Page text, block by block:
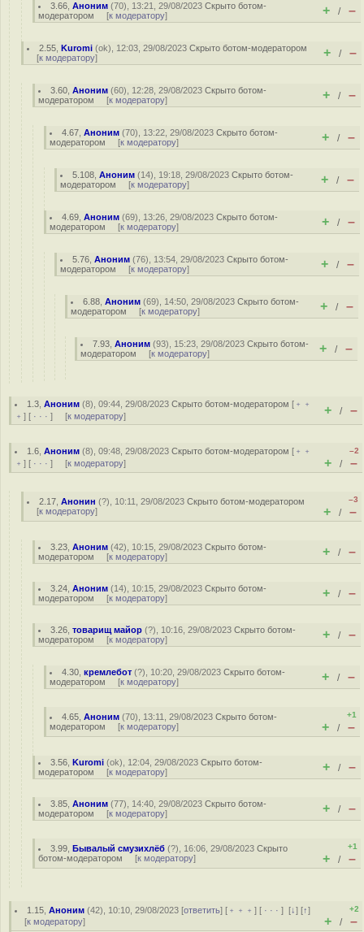
3.66 ,Аноним (70), 13:21, 29/08/2023Скрыто ботом-
модератором [к модератору] + / –
2.55 ,Kuromi (ok), 12:03, 29/08/2023Скрыто ботом-модератором
[к модератору] + / –
3.60 ,Аноним (60), 12:28, 29/08/2023Скрыто ботом-
модератором [к модератору] + / –
4.67 ,Аноним (70), 13:22, 29/08/2023Скрыто ботом-
модератором [к модератору] + / –
5.108 ,Аноним (14), 19:18, 29/08/2023Скрыто ботом-
модератором [к модератору] + / –
4.69 ,Аноним (69), 13:26, 29/08/2023Скрыто ботом-
модератором [к модератору] + / –
5.76 ,Аноним (76), 13:54, 29/08/2023Скрыто ботом-
модератором [к модератору] + / –
6.88 ,Аноним (69), 14:50, 29/08/2023Скрыто ботом-
модератором [к модератору] + / –
7.93 ,Аноним (93), 15:23, 29/08/2023Скрыто ботом-
модератором [к модератору] + / –
1.3 ,Аноним (8), 09:44, 29/08/2023Скрыто ботом-модератором [ ﹢﹢
﹢ ] [ · · · ] [к модератору] + / –
1.6 ,Аноним (8), 09:48, 29/08/2023Скрыто ботом-модератором [ ﹢﹢
﹢ ] [ · · · ] [к модератору]
–2
+ / –
2.17 ,Анонин (?), 10:11, 29/08/2023Скрыто ботом-модератором
[к модератору]
–3
+ / –
3.23 ,Аноним (42), 10:15, 29/08/2023Скрыто ботом-
модератором [к модератору] + / –
3.24 ,Аноним (14), 10:15, 29/08/2023Скрыто ботом-
модератором [к модератору] + / –
3.26 ,товарищ майор (?), 10:16, 29/08/2023Скрыто ботом-
модератором [к модератору] + / –
4.30 ,кремлебот (?), 10:20, 29/08/2023Скрыто ботом-
модератором [к модератору] + / –
4.65 ,Аноним (70), 13:11, 29/08/2023Скрыто ботом-
модератором [к модератору]
+1
+ / –
3.56 ,Kuromi (ok), 12:04, 29/08/2023Скрыто ботом-
модератором [к модератору] + / –
3.85 ,Аноним (77), 14:40, 29/08/2023Скрыто ботом-
модератором [к модератору] + / –
3.99 ,Бывалый смузихлёб (?), 16:06, 29/08/2023Скрыто
ботом-модератором [к модератору]
+1
+ / –
1.15 ,Аноним (42), 10:10, 29/08/2023 [ответить] [ ﹢﹢﹢] [ · · ·][↓] [↑]
[к модератору]
+2
+ / –